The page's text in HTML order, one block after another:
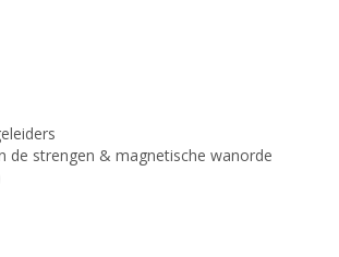
de strengen & magnetische wanorde